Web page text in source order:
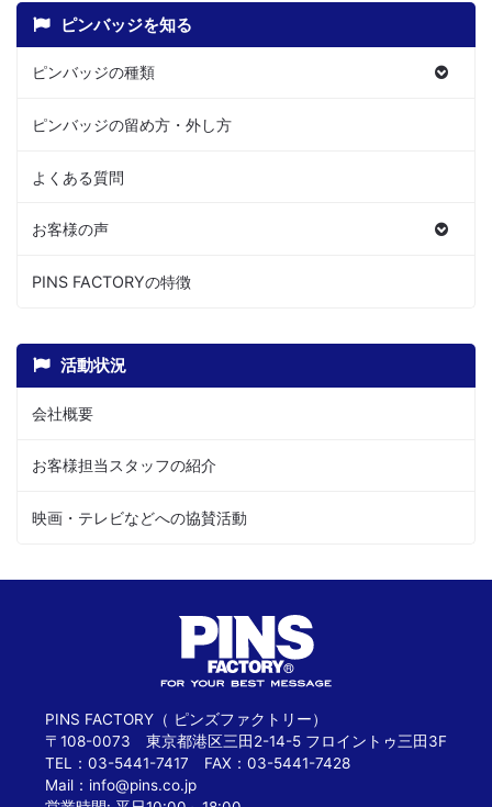
ピンバッジを知る
ピンバッジの種類
ピンバッジの留め方・外し方
よくある質問
お客様の声
PINS FACTORYの特徴
活動状況
会社概要
お客様担当スタッフの紹介
映画・テレビなどへの協賛活動
PINS FACTORY（ ピンズファクトリー）
〒108-0073 東京都港区三田2-14-5 フロイントゥ三田3F
TEL：03-5441-7417 FAX：03-5441-7428
Mail： info@pins.co.jp